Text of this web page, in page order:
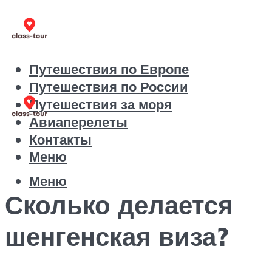
Путешествия по Европе
Путешествия по России
Путешествия за моря
Авиаперелеты
Контакты
Меню
Меню
Сколько делается
шенгенская виза?